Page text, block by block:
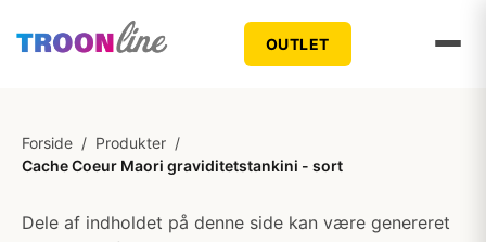
OUTLET
Forside / Produkter /
Cache Coeur Maori graviditetstankini - sort
Dele af indholdet på denne side kan være genereret